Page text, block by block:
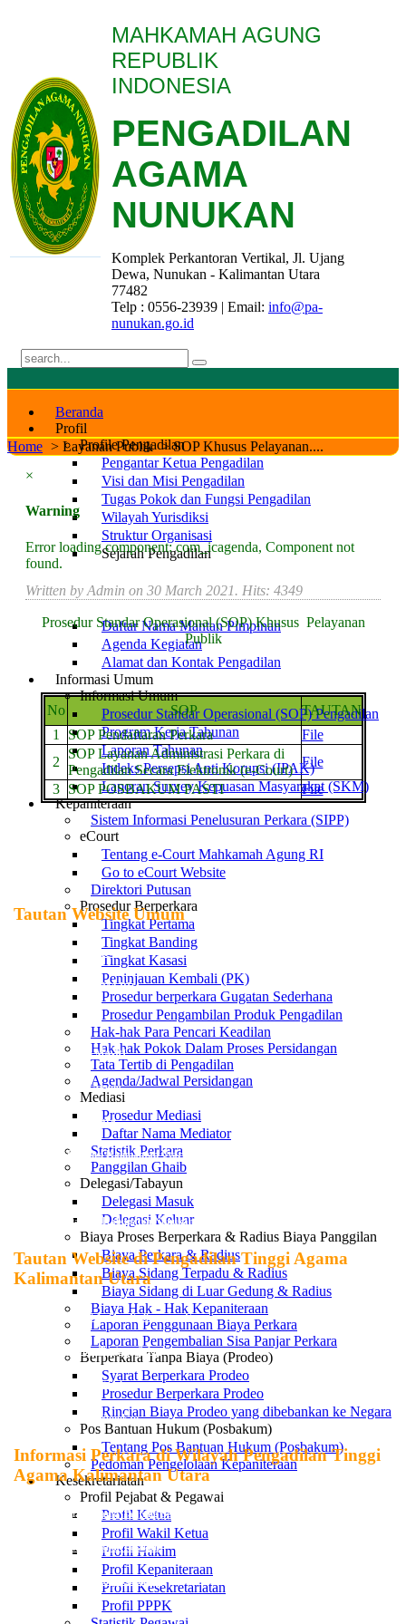
MAHKAMAH AGUNG
REPUBLIK
INDONESIA
PENGADILAN
AGAMA
NUNUKAN
Komplek Perkantoran Vertikal, Jl. Ujang
Dewa, Nunukan - Kalimantan Utara
77482
Telp : 0556-23939 | Email: info@pa-
nunukan.go.id
Beranda
Profil
Profile Pengadilan
Pengantar Ketua Pengadilan
Visi dan Misi Pengadilan
Tugas Pokok dan Fungsi Pengadilan
Wilayah Yurisdiksi
Struktur Organisasi
Sejarah Pengadilan
Nunukan
Daftar Nama Mantan Pimpinan
Agenda Kegiatan
Alamat dan Kontak Pengadilan
Informasi Umum
Informasi Umum
Prosedur Standar Operasional (SOP) Pengadilan
Program Kerja Tahunan
Laporan Tahunan
Indeks Persepsi Anti Korupsi (IPAK)
Laporan Survey Kepuasan Masyarakat (SKM)
Kepaniteraan
Sistem Informasi Penelusuran Perkara (SIPP)
eCourt
Tentang e-Court Mahkamah Agung RI
Go to eCourt Website
Direktori Putusan
Prosedur Berperkara
Tingkat Pertama
Tingkat Banding
Tingkat Kasasi
Peninjauan Kembali (PK)
Prosedur berperkara Gugatan Sederhana
Prosedur Pengambilan Produk Pengadilan
Hak-hak Para Pencari Keadilan
Hak-hak Pokok Dalam Proses Persidangan
Tata Tertib di Pengadilan
Agenda/Jadwal Persidangan
Mediasi
Prosedur Mediasi
Daftar Nama Mediator
Statistik Perkara
Panggilan Ghaib
Delegasi/Tabayun
Delegasi Masuk
Delegasi Keluar
Biaya Proses Berperkara & Radius Biaya Panggilan
Biaya Perkara & Radius
Biaya Sidang Terpadu & Radius
Biaya Sidang di Luar Gedung & Radius
Biaya Hak - Hak Kepaniteraan
Laporan Penggunaan Biaya Perkara
Laporan Pengembalian Sisa Panjar Perkara
Berperkara Tanpa Biaya (Prodeo)
Syarat Berperkara Prodeo
Prosedur Berperkara Prodeo
Rincian Biaya Prodeo yang dibebankan ke Negara
Pos Bantuan Hukum (Posbakum)
Tentang Pos Bantuan Hukum (Posbakum)
Pedoman Pengelolaan Kepaniteraan
Kesekretariatan
Profil Pejabat & Pegawai
Profil Ketua
Profil Wakil Ketua
Profil Hakim
Profil Kepaniteraan
Profil Kesekretariatan
Profil PPPK
Home > Layanan Publik >SOP Khusus Pelayanan....
×
Warning
Error loading component: com_icagenda, Component not
found.
Written by Admin on 30 March 2021. Hits: 4349
Prosedur Standar Operasional (SOP) Khusus Pelayanan
Publik
No SOP
TAUTAN
1
SOP Pendaftaran Perkara
File
2
SOP Layanan Administrasi Perkara di
Pengadilan Secara Elektronik (e-Court)
File
3
SOP POSBAKUM PASTI File
Tautan Website Umum
Badan Pengawasan MA RI
Ditjen Badilag
Direktori Putusan MA-RI
JDIH Mahkamah Agung
PTA Kalimantan Utara
Pemerintah Provinsi Kalimantan Utara
PN Nunukan
Pemerintah Daerah Kabupaten Nunukan
Tautan Website di Pengadilan Tinggi Agama
Kalimantan Utara
Pengadilan Tinggi Agama Kalimantan Utara
Pengadilan Agama Tanjung Selor
Pengadilan Agama Tarakan
Pengadilan Agama Nunukan
Informasi Perkara di Wilayah Pengadilan Tinggi
Agama Kalimantan Utara
SIPP Pengadilan Agama Tanjung Selor
SIPP Pengadilan Agama Tarakan
SIPP Pengadilan Agama Nunukan